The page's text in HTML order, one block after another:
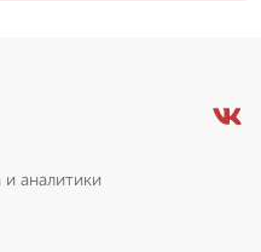
аналитики